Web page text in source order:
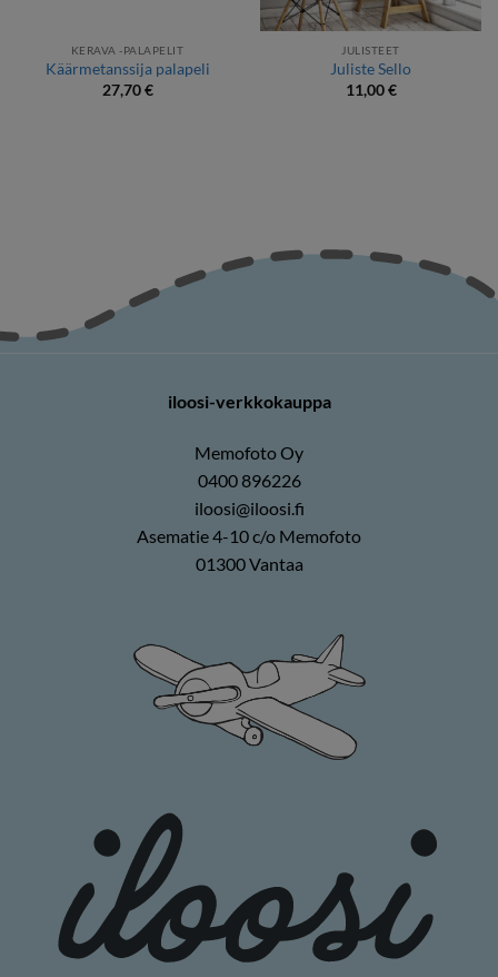
KERAVA -PALAPELIT
Käärmetanssija palapeli
27,70€
JULISTEET
Juliste Sello
11,00€
iloosi-verkkokauppa
Memofoto Oy
0400 896226
iloosi@iloosi.fi
Asematie 4-10 c/o Memofoto
01300 Vantaa